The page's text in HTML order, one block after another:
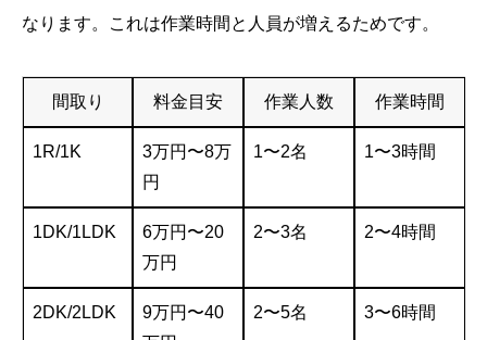
なります。これは作業時間と人員が増えるためです。
間取り 料金目安 作業人数 作業時間
1R/1K
3万円〜8万
円
1〜2名 1〜3時間
1DK/1LDK
6万円〜20
万円
2〜3名 2〜4時間
2DK/2LDK
9万円〜40
2〜5名 3〜6時間